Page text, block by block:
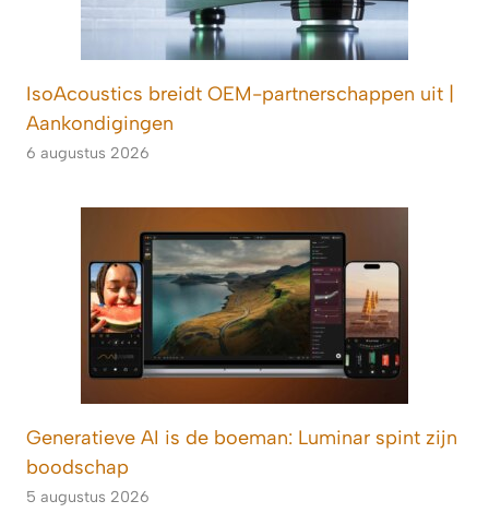
IsoAcoustics breidt OEM-partnerschappen uit |
Aankondigingen
6 augustus 2026
Generatieve AI is de boeman: Luminar spint zijn
boodschap
5 augustus 2026